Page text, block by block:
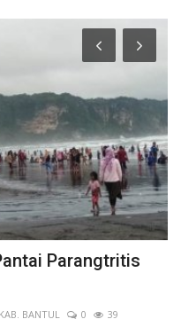
Parangtritis
KAB. BANTUL 0
39